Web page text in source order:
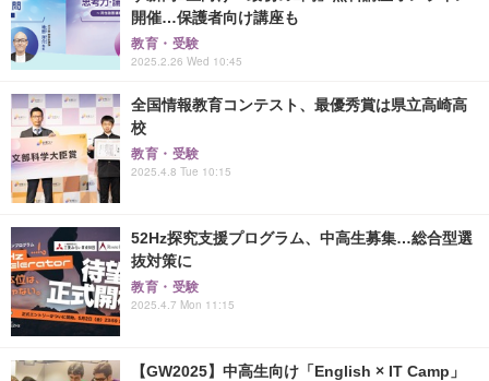
開催…保護者向け講座も
教育・受験
2025.2.26 Wed 10:45
全国情報教育コンテスト、最優秀賞は県立高崎高
校
教育・受験
2025.4.8 Tue 10:15
52Hz探究支援プログラム、中高生募集…総合型選
抜対策に
教育・受験
2025.4.7 Mon 11:15
【GW2025】中高生向け「English × IT Camp」